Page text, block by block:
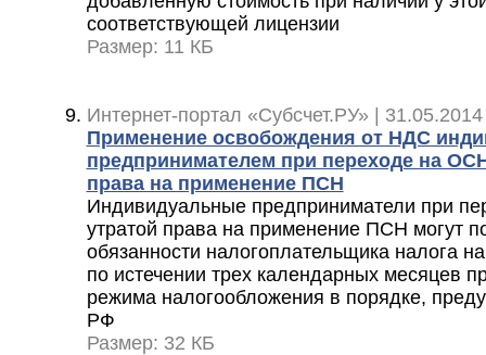
соответствующей лицензии
Размер: 11 КБ
Интернет-портал «Субсчет.РУ» |
Применение освобождения от НДС
предпринимателем при переходе на
права на применение ПСН
Индивидуальные предприниматели при
утратой права на применение ПСН могут
обязанности налогоплательщика налога
по истечении трех календарных месяцев
режима налогообложения в порядке,
РФ
Размер: 32 КБ